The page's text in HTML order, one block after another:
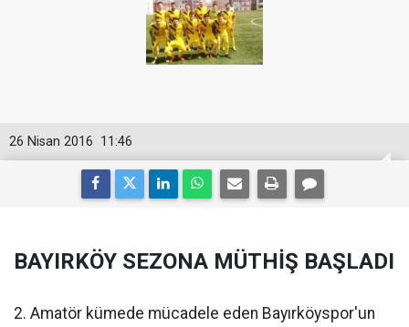
11:46
26 Nisan 2016
BAYIRKÖY SEZONA MÜTHİŞ BAŞLADI
2. Amatör kümede mücadele eden Bayırköyspor'un